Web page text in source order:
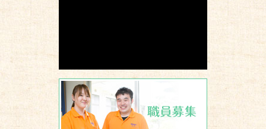
職員募集